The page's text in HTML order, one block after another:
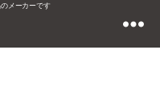
メーカーです